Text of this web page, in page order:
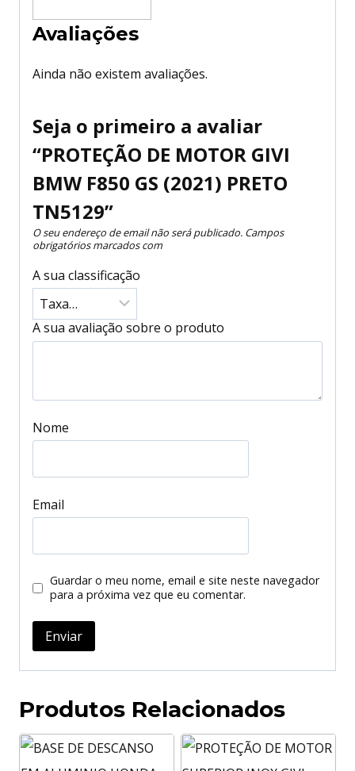
Avaliações
Ainda não existem avaliações.
Seja o primeiro a avaliar
“PROTEÇÃO DE MOTOR GIVI
BMW F850 GS (2021) PRETO
TN5129”
O seu endereço de email não será publicado. Campos
obrigatórios marcados com
A sua classificação
A sua avaliação sobre o produto
Nome
Email
Guardar o meu nome, email e site neste navegador
para a próxima vez que eu comentar.
Produtos Relacionados